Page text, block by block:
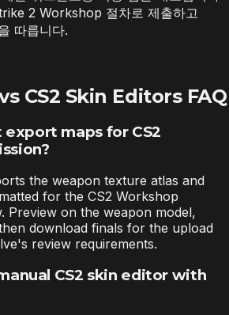
2 Workshop 절차로 제출하고
따릅니다.
CS2 Skin Editors FAQ
maps for CS2
the weapon texture atlas and
for the CS2 Workshop
Preview on the weapon model,
download finals for the upload
review requirements.
CS2 skin editor with